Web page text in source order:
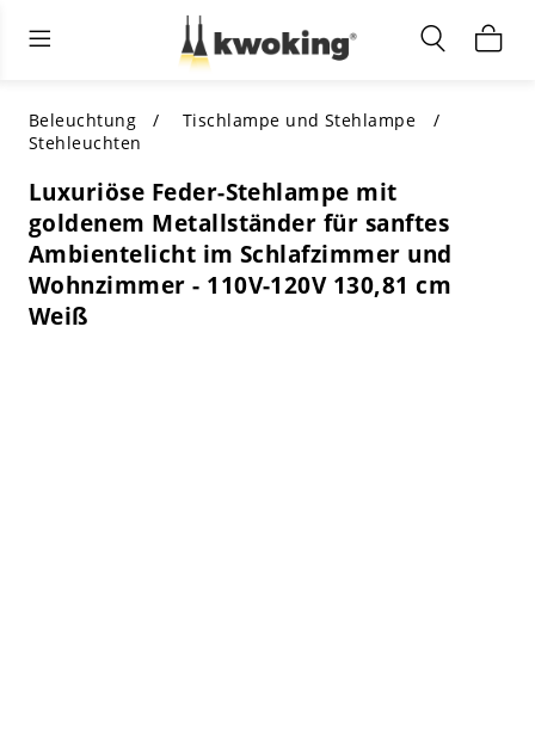
Wohnzimmermöbel
ALLE WOHNZIMMERMÖBEL
TOP-AUSWAHL
NACH STIL EINKAUFEN
Nach Merkmalen einkaufen
Innenbeleuchtung
Nach Kategorie einkaufen
NACH STIL EINKAUFEN
Shop by Colors
NACH DESIGN EINKAUFEN
Außenbeleuchtung
ALLE BELEUCHTUNG FÜR ANDERE
BEREICHE
NACH KATEGORIE EINKAUFEN
NACH STIL EINKAUFEN
Beleuchtung
Tischlampe und Stehlampe
Stehleuchten
Luxuriöse Feder-Stehlampe mit
goldenem Metallständer für sanftes
Ambientelicht im Schlafzimmer und
Wohnzimmer - 110V-120V 130,81 cm
Weiß